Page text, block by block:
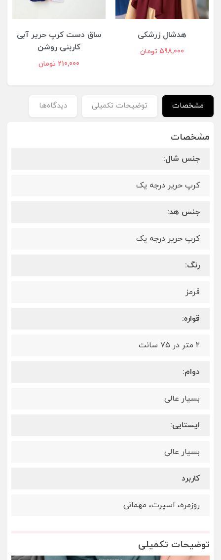
هدشال زرشکی
598,000 تومان
ساق دست کرپ حریر آبی
کاربنی روشن
210,000 تومان
مشخصات توضیحات تکمیلی دیدگاه‌ها
مشخصات
جنس شال:
کرپ حریر درجه یک
جنس هد:
کرپ حریر درجه یک
رنگ:
قرمز
قواره:
٢ متر در ٧۵ سانت
دوام:
بسیار عالی
ایستایی:
بسیار عالی
کاربرد
روزمره، اسپرت، مهمانی
توضیحات تکمیلی